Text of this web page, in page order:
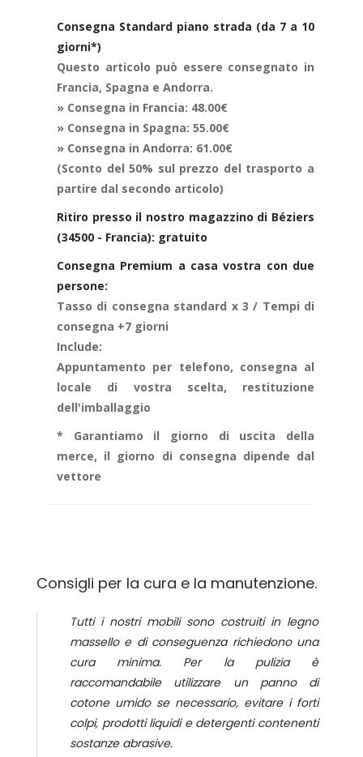
Consegna Standard piano strada (da 7 a 10
giorni*)
Questo articolo può essere consegnato in
Francia, Spagna e Andorra.
» Consegna in Francia: 48.00€
» Consegna in Spagna: 55.00€
» Consegna in Andorra: 61.00€
(Sconto del 50% sul prezzo del trasporto a
partire dal secondo articolo)
Ritiro presso il nostro magazzino di Béziers
(34500 - Francia): gratuito
Consegna Premium a casa vostra con due
persone:
Tasso di consegna standard x 3 / Tempi di
consegna +7 giorni
Include:
Appuntamento per telefono, consegna al
locale di vostra scelta, restituzione
dell'imballaggio
* Garantiamo il giorno di uscita della
merce, il giorno di consegna dipende dal
vettore
Consigli per la cura e la manutenzione.
Tutti i nostri mobili sono costruiti in legno
massello e di conseguenza richiedono una
cura minima. Per la pulizia è
raccomandabile utilizzare un panno di
cotone umido se necessario, evitare i forti
colpi, prodotti liquidi e detergenti contenenti
sostanze abrasive.